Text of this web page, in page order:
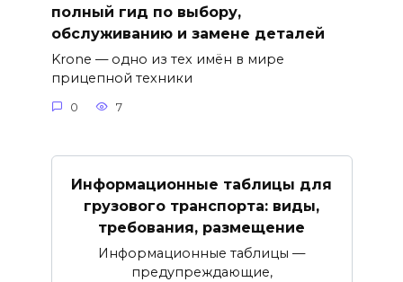
полный гид по выбору,
обслуживанию и замене деталей
Krone — одно из тех имён в мире
прицепной техники
0 7
Информационные таблицы для
грузового транспорта: виды,
требования, размещение
Информационные таблицы —
предупреждающие,